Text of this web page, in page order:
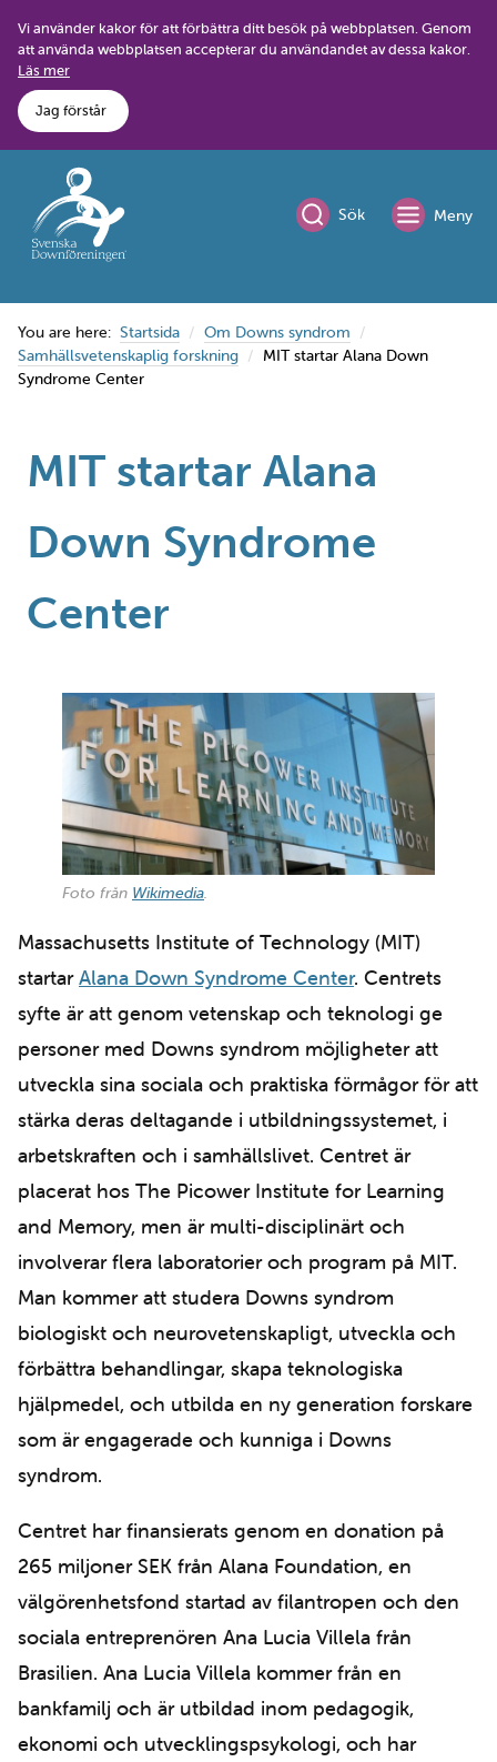
content
Vi använder kakor för att förbättra ditt besök på webbplatsen. Genom
att använda webbplatsen accepterar du användandet av dessa kakor.
Läs mer
Jag förstår
Sök Meny
You are here: Startsida
Om Downs syndrom
Samhällsvetenskaplig forskning
MIT startar Alana Down
Syndrome Center
MIT startar Alana
Down Syndrome
Center
Foto från Wikimedia.
Massachusetts Institute of Technology (MIT)
startarAlana Down Syndrome Center. Centrets
syfte är att genom vetenskap och teknologi ge
personer med Downs syndrom möjligheter att
utveckla sina sociala och praktiska förmågor för att
stärka deras deltagande i utbildningssystemet, i
arbetskraften och i samhällslivet. Centret är
placerat hos The Picower Institute for Learning
and Memory, men är multi-disciplinärt och
involverar flera laboratorier och program på MIT.
Man kommer att studera Downs syndrom
biologiskt och neurovetenskapligt, utveckla och
förbättra behandlingar, skapa teknologiska
hjälpmedel, och utbilda en ny generation forskare
som är engagerade och kunniga i Downs
syndrom.
Centret har finansierats genom en donation på
265 miljoner SEK från Alana Foundation, en
välgörenhetsfond startad av filantropen och den
sociala entreprenören Ana Lucia Villela från
Brasilien. Ana Lucia Villela kommer från en
bankfamilj och är utbildad inom pedagogik,
ekonomi och utvecklingspsykologi, och har